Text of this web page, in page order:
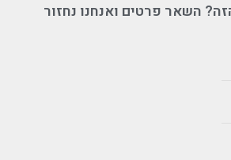
השאר פרטים ואנחנו נחזור